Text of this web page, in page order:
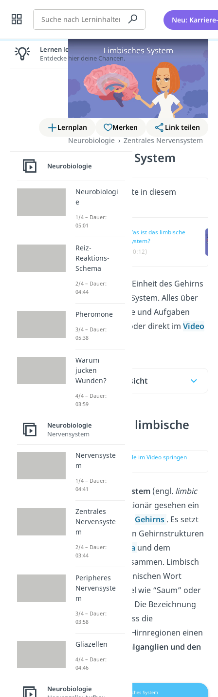
Suche Neu:
Lernplan Merken
Link teilen
Neurobiologie
Zentrales Nervensystem
Limbisches System
Wichtige Inhalte in diesem
Video
Was ist das limbische
System?
(00:12)
Eine funktionelle Einheit des Gehirns
ist das limbische System. Alles über
seine Bestandteile und Aufgaben
erfährst du hier oder direkt im Video
Inhaltsübersicht
Was ist das limbische
System?
zur Stelle im Video springen
Daslimbische System(engl. limbic
) ist evolutionär gesehen ein
sehr alter Teil des Gehirns . Es setzt
sich aus mehreren Gehirnstrukturen
wie derAmygdala und dem
Hippocampus zusammen. Limbisch
stammt vom lateinischen Wort
limbus, was so viel wie “Saum” oder
“Rand” bedeutet. Die Bezeichnung
kommt daher, dass die
entsprechenden Hirnregionen einen
Ring um die Basalganglien und den
Thalamusbilden.
Lernen lohnt sich!
Entdecke hier deine Chancen.
Neurobiologie
Neurobiologi
e
1/4 – Dauer:
05:01
Reiz-
Reaktions-
Schema
2/4 – Dauer:
04:44
Pheromone
3/4 – Dauer:
05:38
Warum
jucken
Wunden?
4/4 – Dauer:
03:59
Neurobiologie
Nervensystem
Nervensyste
m
1/4 – Dauer:
04:41
Zentrales
Nervensyste
m
2/4 – Dauer:
03:44
Peripheres
Nervensyste
m
3/4 – Dauer:
03:58
Gliazellen
4/4 – Dauer:
04:46
Neurobiologie